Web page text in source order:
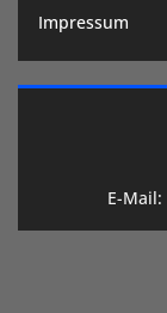
Impressum
E-Mail: